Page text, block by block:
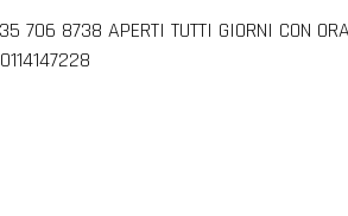
8738 APERTI TUTTI GIORNI CON